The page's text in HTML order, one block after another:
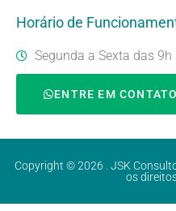
Horário de
Segunda a Sexta das 9h
ENTRE EM
Copyright © 2026 . JSK
os